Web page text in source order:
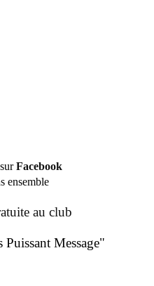
Facebook
ensemble
au club
Message"